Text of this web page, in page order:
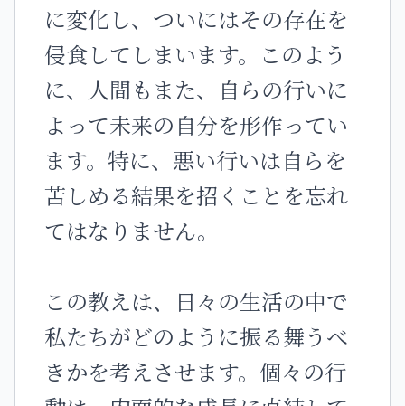
に変化し、ついにはその存在を
侵食してしまいます。このよう
に、人間もまた、自らの行いに
よって未来の自分を形作ってい
ます。特に、悪い行いは自らを
苦しめる結果を招くことを忘れ
てはなりません。
この教えは、日々の生活の中で
私たちがどのように振る舞うべ
きかを考えさせます。個々の行